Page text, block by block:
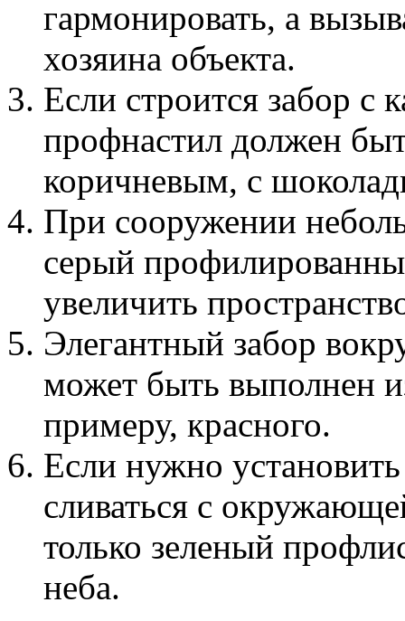
гармонировать, а
хозяина объекта.
Если строится забор с
профнастил должен
коричневым, с
При сооружении
серый
увеличить
Элегантный забор
может быть выполнен
примеру, красного.
Если нужно
сливаться с
только зеленый
неба.